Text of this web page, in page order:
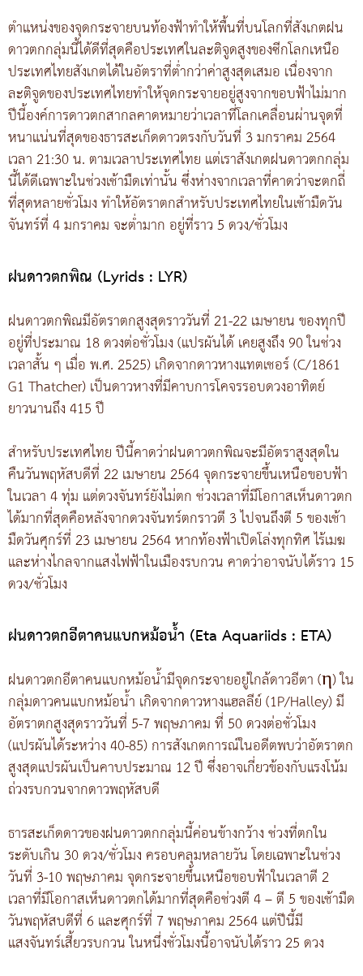
ตำแหน่งของจุดกระจายบนท้องฟ้าทำให้พื้นที่บนโลกที่สังเกตฝน
ดาวตกกลุ่มนี้ได้ดีที่สุดคือประเทศในละติจูดสูงของซีกโลกเหนือ
ประเทศไทยสังเกตได้ในอัตราที่ต่ำกว่าค่าสูงสุดเสมอ เนื่องจาก
ละติจูดของประเทศไทยทำให้จุดกระจายอยู่สูงจากขอบฟ้าไม่มาก
ปีนี้องค์การดาวตกสากลคาดหมายว่าเวลาที่โลกเคลื่อนผ่านจุดที่
หนาแน่นที่สุดของธารสะเก็ดดาวตรงกับวันที่ 3 มกราคม 2564
เวลา 21:30 น. ตามเวลาประเทศไทย แต่เราสังเกตฝนดาวตกกลุ่ม
นี้ได้ดีเฉพาะในช่วงเช้ามืดเท่านั้น ซึ่งห่างจากเวลาที่คาดว่าจะตกถี่
ที่สุดหลายชั่วโมง ทำให้อัตราตกสำหรับประเทศไทยในเช้ามืดวัน
จันทร์ที่ 4 มกราคม จะต่ำมาก อยู่ที่ราว 5 ดวง/ชั่วโมง
ฝนดาวตกพิณ (Lyrids : LYR)
ฝนดาวตกพิณมีอัตราตกสูงสุดราววันที่ 21-22 เมษายน ของทุกปี
อยู่ที่ประมาณ 18 ดวงต่อชั่วโมง (แปรผันได้ เคยสูงถึง 90 ในช่วง
เวลาสั้น ๆ เมื่อ พ.ศ. 2525) เกิดจากดาวหางแทตเชอร์ (C/1861
G1 Thatcher) เป็นดาวหางที่มีคาบการโคจรรอบดวงอาทิตย์
ยาวนานถึง 415 ปี
สำหรับประเทศไทย ปีนี้คาดว่าฝนดาวตกพิณจะมีอัตราสูงสุดใน
คืนวันพฤหัสบดีที่ 22 เมษายน 2564 จุดกระจายขึ้นเหนือขอบฟ้า
ในเวลา 4 ทุ่ม แต่ดวงจันทร์ยังไม่ตก ช่วงเวลาที่มีโอกาสเห็นดาวตก
ได้มากที่สุดคือหลังจากดวงจันทร์ตกราวตี 3 ไปจนถึงตี 5 ของเช้า
มืดวันศุกร์ที่ 23 เมษายน 2564 หากท้องฟ้าเปิดโล่งทุกทิศ ไร้เมฆ
และห่างไกลจากแสงไฟฟ้าในเมืองรบกวน คาดว่าอาจนับได้ราว 15
ดวง/ชั่วโมง
ฝนดาวตกอีตาคนแบกหม้อน้ำ (Eta Aquariids : ETA)
ฝนดาวตกอีตาคนแบกหม้อน้ำมีจุดกระจายอยู่ใกล้ดาวอีตา (η) ใน
กลุ่มดาวคนแบกหม้อน้ำ เกิดจากดาวหางแฮลลีย์ (1P/Halley) มี
อัตราตกสูงสุดราววันที่ 5-7 พฤษภาคม ที่ 50 ดวงต่อชั่วโมง
(แปรผันได้ระหว่าง 40-85) การสังเกตการณ์ในอดีตพบว่าอัตราตก
สูงสุดแปรผันเป็นคาบประมาณ 12 ปี ซึ่งอาจเกี่ยวข้องกับแรงโน้ม
ถ่วงรบกวนจากดาวพฤหัสบดี
ธารสะเก็ดดาวของฝนดาวตกกลุ่มนี้ค่อนข้างกว้าง ช่วงที่ตกใน
ระดับเกิน 30 ดวง/ชั่วโมง ครอบคลุมหลายวัน โดยเฉพาะในช่วง
วันที่ 3-10 พฤษภาคม จุดกระจายขึ้นเหนือขอบฟ้าในเวลาตี 2
เวลาที่มีโอกาสเห็นดาวตกได้มากที่สุดคือช่วงตี 4 – ตี 5 ของเช้ามืด
วันพฤหัสบดีที่ 6 และศุกร์ที่ 7 พฤษภาคม 2564 แต่ปีนี้มี
แสงจันทร์เสี้ยวรบกวน ในหนึ่งชั่วโมงนี้อาจนับได้ราว 25 ดวง